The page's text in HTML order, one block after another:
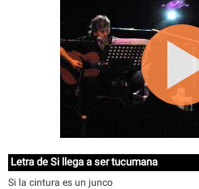
Letra de Si llega a ser tucumana
Si la cintura es un junco